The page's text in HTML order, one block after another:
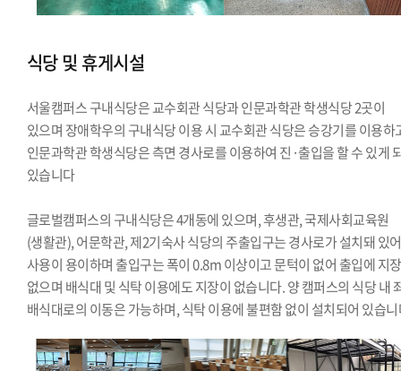
식당 및 휴게시설
서울캠퍼스 구내식당은 교수회관 식당과 인문과학관 학생식당 2곳이
있으며 장애학우의 구내식당 이용 시 교수회관 식당은 승강기를 이용하
인문과학관 학생식당은 측면 경사로를 이용하여 진·출입을 할 수 있게
있습니다
글로벌캠퍼스의 구내식당은 4개동에 있으며, 후생관, 국제사회교육원
(생활관), 어문학관, 제2기숙사 식당의 주출입구는 경사로가 설치돼 있어
사용이 용이하며 출입구는 폭이 0.8m 이상이고 문턱이 없어 출입에 지
없으며 배식대 및 식탁 이용에도 지장이 없습니다. 양 캠퍼스의 식당 내
배식대로의 이동은 가능하며, 식탁 이용에 불편함 없이 설치되어 있습